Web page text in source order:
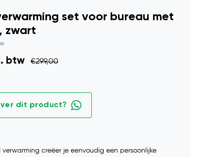
set voor bureau met
zwart
btw €299,00
dit product?
verwarming creëer je eenvoudig een persoonlijke